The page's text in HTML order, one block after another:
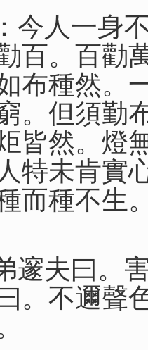
今人一身
百。百勸
布種然。
。但須勤
皆然。燈
特未肯實
而種不生
邃夫曰。
。不邇聲